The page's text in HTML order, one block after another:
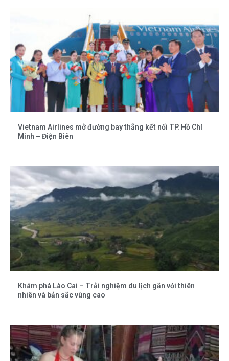
Vietnam Airlines mở đường bay thẳng kết nối TP. Hồ Chí
Minh – Điện Biên
Khám phá Lào Cai – Trải nghiệm du lịch gắn với thiên
nhiên và bản sắc vùng cao